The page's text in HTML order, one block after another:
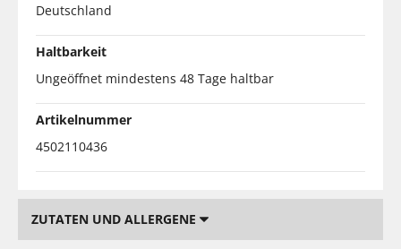
Deutschland
Haltbarkeit
Ungeöffnet mindestens 48 Tage haltbar
Artikelnummer
4502110436
ZUTATEN UND ALLERGENE